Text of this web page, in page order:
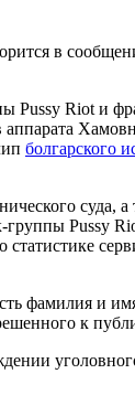
в
Pussy Riot и
болгарского
суда,
группы Pussy
фамилия и
к